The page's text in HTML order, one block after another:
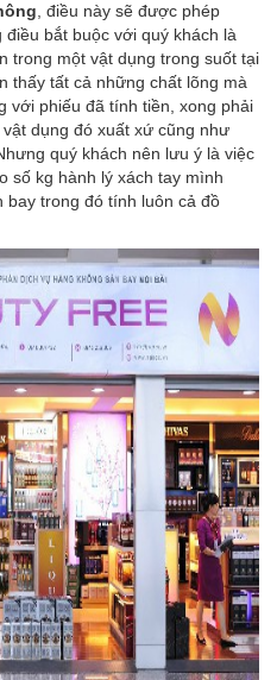
, điều này sẽ được phép
bắt buộc với quý khách là
trong một vật dụng trong suốt tại
thấy tất cả những chất lõng mà
với phiếu đã tính tiền, xong phải
dụng đó xuất xứ cũng như
quý khách nên lưu ý là việc
số kg hành lý xách tay mình
bay trong đó tính luôn cả đồ